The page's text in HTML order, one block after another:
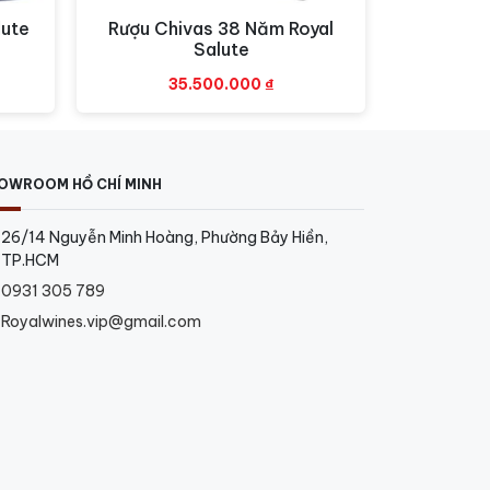
Xem nhanh
Rượu Chivas 38 Năm Royal
Salute
35.500.000 ₫
HỒ CHÍ MINH
26/14 Nguyễn Minh Hoàng, Phường Bảy Hiền,
TP.HCM
0931 305 789
Royalwines.vip@gmail.com